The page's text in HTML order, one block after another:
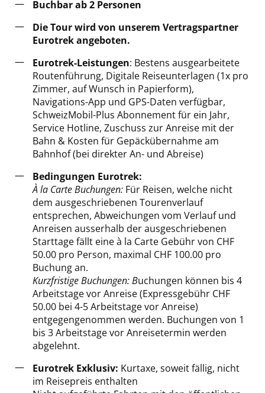
Buchbar ab 2 Personen
Die Tour wird von unserem Vertragspartner
Eurotrek angeboten.
Eurotrek-Leistungen: Bestens ausgearbeitete
Routenführung, Digitale Reiseunterlagen (1x pro
Zimmer, auf Wunsch in Papierform),
Navigations-App und GPS-Daten verfügbar,
SchweizMobil-Plus Abonnement für ein Jahr,
Service Hotline, Zuschuss zur Anreise mit der
Bahn & Kosten für Gepäckübernahme am
Bahnhof (bei direkter An- und Abreise)
Bedingungen Eurotrek:
À la Carte Buchungen: Für Reisen, welche nicht
dem ausgeschriebenen Tourenverlauf
entsprechen, Abweichungen vom Verlauf und
Anreisen ausserhalb der ausgeschriebenen
Starttage fällt eine à la Carte Gebühr von CHF
50.00 pro Person, maximal CHF 100.00 pro
Buchung an.
Kurzfristige Buchungen: Buchungen können bis 4
Arbeitstage vor Anreise (Expressgebühr CHF
50.00 bei 4-5 Arbeitstage vor Anreise)
entgegengenommen werden. Buchungen von 1
bis 3 Arbeitstage vor Anreisetermin werden
abgelehnt.
Eurotrek Exklusiv: Kurtaxe, soweit fällig, nicht
im Reisepreis enthalten